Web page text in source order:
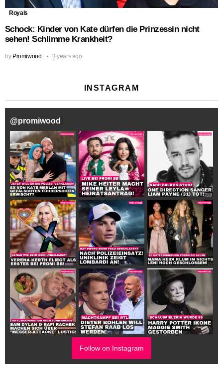
Royals
Schock: Kinder von Kate dürfen die Prinzessin nicht
sehen! Schlimme Krankheit?
by Promiwood 3 years ago
INSTAGRAM
@promiwood
Follow on Instagram